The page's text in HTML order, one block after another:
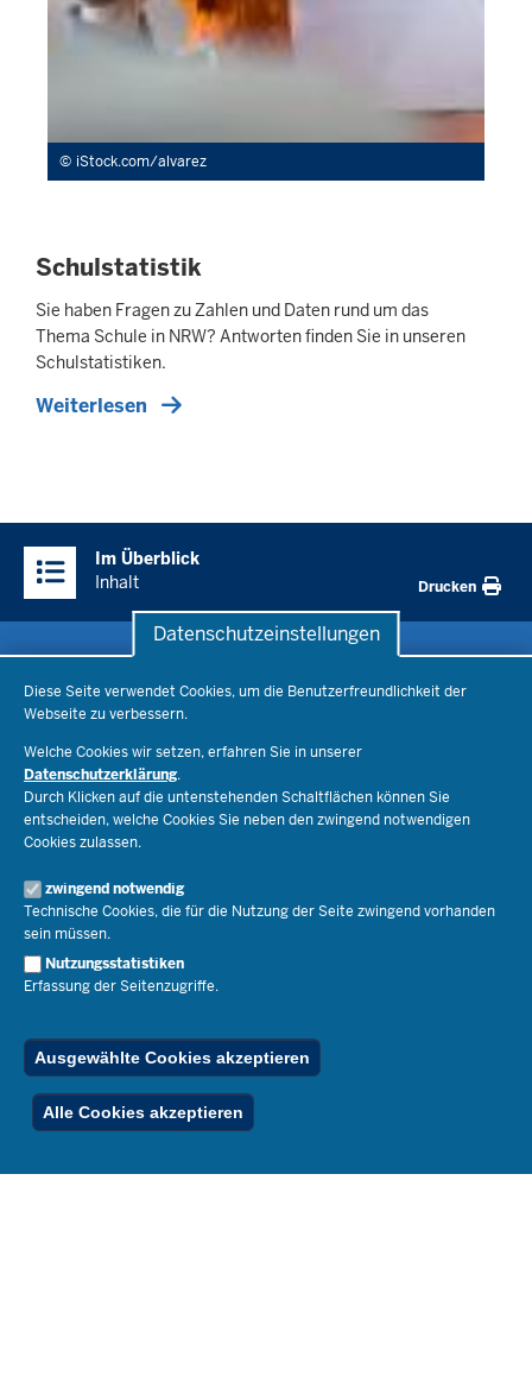
Datenschutzeinstellungen
Diese Seite verwendet Cookies, um die Benutzerfreundlichkeit der
Webseite zu verbessern.
Welche Cookies wir setzen, erfahren Sie in unserer
Datenschutzerklärung.
Durch Klicken auf die untenstehenden Schaltflächen können Sie
entscheiden, welche Cookies Sie neben den zwingend notwendigen
Cookies zulassen.
zwingend notwendig
Technische Cookies, die für die Nutzung der Seite zwingend vorhanden
sein müssen.
Nutzungsstatistiken
Erfassung der Seitenzugriffe.
Ausgewählte Cookies akzeptieren
Alle Cookies akzeptieren
iStock.com/alvarez
Schulstatistik
Sie haben Fragen zu Zahlen und Daten rund um das
Thema Schule in NRW? Antworten finden Sie in unseren
Schulstatistiken.
Weiterlesen
Inhalte
Im Überblick
Inhalt
Drucken
Bildungsthemen
Lehrkräfte
Recht
Schulleben
Ministerium
Ministerin Dorothee Feller
Staatssekretär Dr. Urban Mauer
Open Government
Bibliothek
Veranstaltungen
Geschäftsbereich
Presse
Pressefotos
Social Media
Pressekontakt
Service
Schule(n) suchen
Kontakt
Der Weg zu uns
Publikationen
RSS-Feed
Ferienordnung
© 2026 Bildungsportal NRW
Below
Footer
Menu
Inhalt Impressum Datenschutz